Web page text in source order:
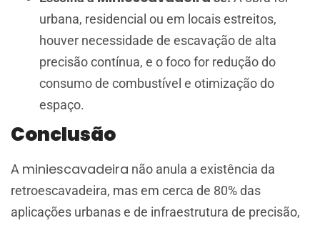
urbana, residencial ou em locais estreitos,
houver necessidade de escavação de alta
precisão contínua, e o foco for redução do
consumo de combustível e otimização do
espaço.
Conclusão
A miniescavadeira não anula a existência da
retroescavadeira, mas em cerca de 80% das
aplicações urbanas e de infraestrutura de precisão,